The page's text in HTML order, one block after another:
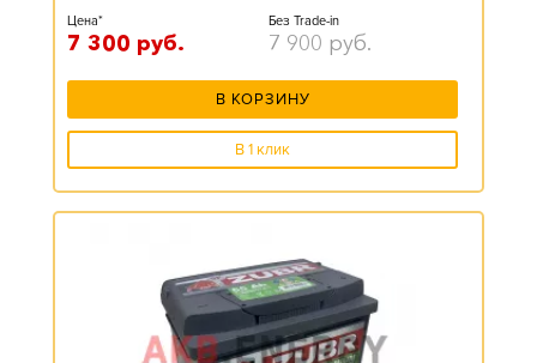
Цена*
7 300 руб.
Без Trade-in
7 900 руб.
В КОРЗИНУ
В 1 клик